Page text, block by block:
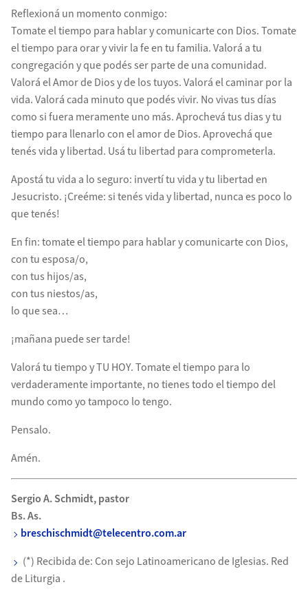
Reflexioná un momento conmigo:
Tomate el tiempo para hablar y comunicarte con Dios. Tomate
el tiempo para orar y vivir la fe en tu familia. Valorá a tu
congregación y que podés ser parte de una comunidad.
Valorá el Amor de Dios y de los tuyos. Valorá el caminar por la
vida. Valorá cada minuto que podés vivir. No vivas tus días
como si fuera meramente uno más. Aprochevá tus dias y tu
tiempo para llenarlo con el amor de Dios. Aprovechá que
tenés vida y libertad. Usá tu libertad para comprometerla.
Apostá tu vida a lo seguro: invertí tu vida y tu libertad en
Jesucristo. ¡Creéme: si tenés vida y libertad, nunca es poco lo
que tenés!
En fin: tomate el tiempo para hablar y comunicarte con Dios,
con tu esposa/o,
con tus hijos/as,
con tus niestos/as,
lo que sea…
¡mañana puede ser tarde!
Valorá tu tiempo y TU HOY. Tomate el tiempo para lo
verdaderamente importante, no tienes todo el tiempo del
mundo como yo tampoco lo tengo.
Pensalo.
Amén.
Sergio A. Schmidt, pastor
Bs. As.
breschischmidt@telecentro.com.ar
(*) Recibida de: Con sejo Latinoamericano de Iglesias. Red
de Liturgia .